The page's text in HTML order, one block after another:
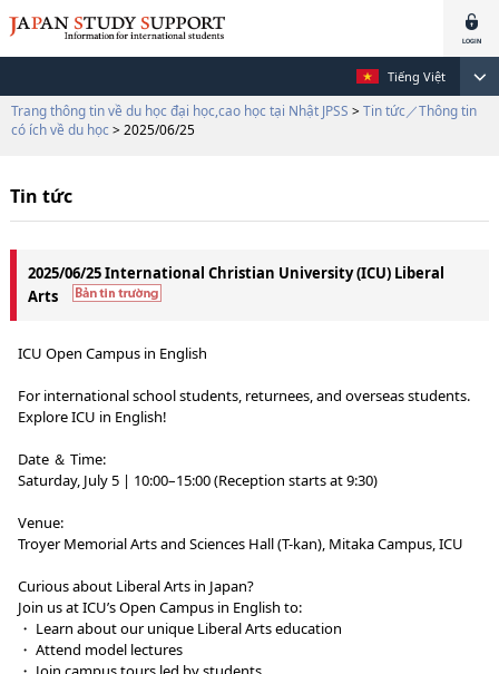
Tiếng Việt
Trang thông tin về du học đại học,cao học tại Nhật JPSS > Tin tức／Thông tin
có ích về du học > 2025/06/25
Tin tức
2025/06/25 International Christian University (ICU) Liberal
Arts
ICU Open Campus in English
For international school students, returnees, and overseas students.
Explore ICU in English!
Date ＆ Time:
Saturday, July 5 | 10:00–15:00 (Reception starts at 9:30)
Venue:
Troyer Memorial Arts and Sciences Hall (T-kan), Mitaka Campus, ICU
Curious about Liberal Arts in Japan?
Join us at ICU’s Open Campus in English to:
・ Learn about our unique Liberal Arts education
・ Attend model lectures